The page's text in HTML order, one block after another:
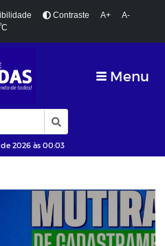
Contraste A+
A-
C
Menu
2026 às 00:03